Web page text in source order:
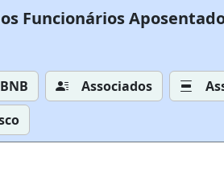
Funcionários
Associados